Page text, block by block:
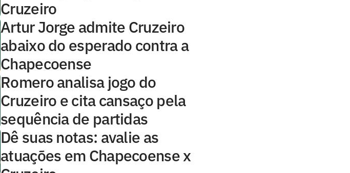
Cruzeiro
Artur Jorge admite Cruzeiro
abaixo do esperado contra a
Chapecoense
Romero analisa jogo do
Cruzeiro e cita cansaço pela
sequência de partidas
Dê suas notas: avalie as
atuações em Chapecoense x